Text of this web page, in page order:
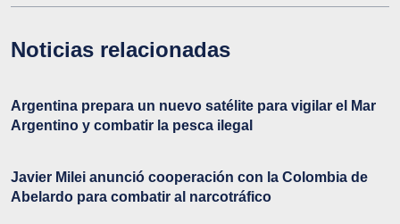
Noticias relacionadas
Argentina prepara un nuevo satélite para vigilar el Mar
Argentino y combatir la pesca ilegal
Javier Milei anunció cooperación con la Colombia de
Abelardo para combatir al narcotráfico